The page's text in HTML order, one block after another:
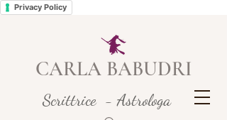
Privacy Policy
CARLA BABUDRI
Scrittrice - Astrologa